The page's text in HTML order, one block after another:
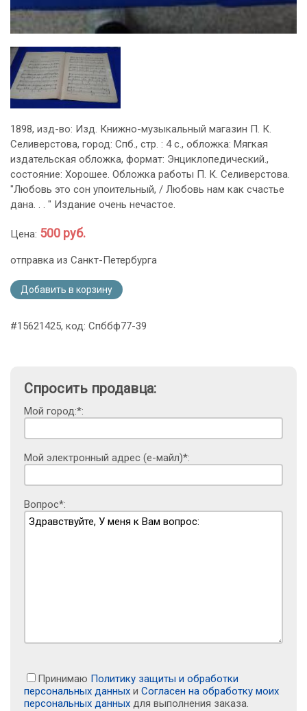
1898, изд-во: Изд. Книжно-музыкальный магазин П. К.
Селиверстова, город: Спб., стр. : 4 с., обложка: Мягкая
издательская обложка, формат: Энциклопедический.,
состояние: Хорошее. Обложка работы П. К. Селиверстова.
"Любовь это сон упоительный, / Любовь нам как счастье
дана. . . " Издание очень нечастое.
Цена: 500 руб.
отправка из Санкт-Петербурга
Добавить в корзину
#15621425, код: Спббф77-39
Спросить продавца:
Мой город:*:
Мой электронный адрес (е-майл)*:
Вопрос*:
Принимаю Политику защиты и обработки
персональных данных и Согласен на обработку моих
персональных данных для выполнения заказа.